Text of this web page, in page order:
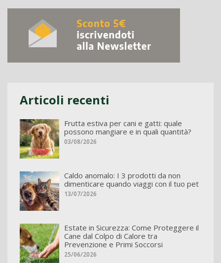
Articoli recenti
Frutta estiva per cani e gatti: quale
possono mangiare e in quali quantità?
03/08/2026
Caldo anomalo: I 3 prodotti da non
dimenticare quando viaggi con il tuo pet
13/07/2026
Estate in Sicurezza: Come Proteggere il
Cane dal Colpo di Calore tra
Prevenzione e Primi Soccorsi
25/06/2026